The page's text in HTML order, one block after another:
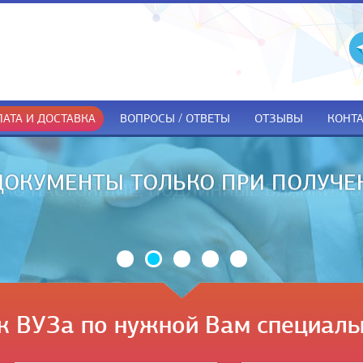
И ДОСТАВКА ВОПРОСЫ / ОТВЕТЫ ОТЗЫВЫ
ТОЛЬКО ПРИ
ВУЗа по нужной Вам